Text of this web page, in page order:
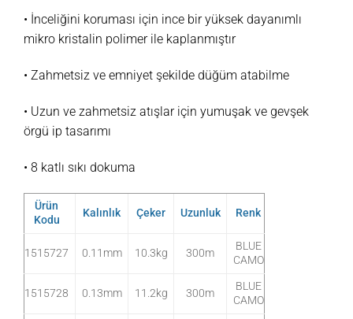
• İnceliğini koruması için ince bir yüksek dayanımlı
mikro kristalin polimer ile kaplanmıştır
• Zahmetsiz ve emniyet şekilde düğüm atabilme
• Uzun ve zahmetsiz atışlar için yumuşak ve gevşek
örgü ip tasarımı
• 8 katlı sıkı dokuma
Ürün
Kodu
Kalınlık Çeker Uzunluk Renk
1515727 0.11mm 10.3kg 300m
BLUE
CAMO
1515728 0.13mm 11.2kg 300m
BLUE
CAMO